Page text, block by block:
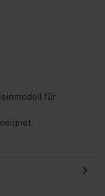
für